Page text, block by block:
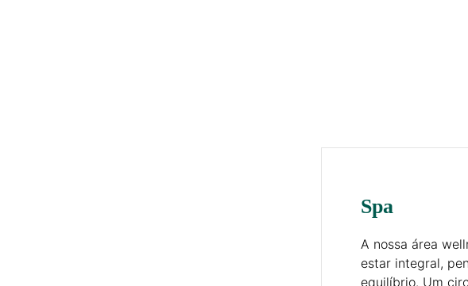
Spa
A nossa área
estar integral,
equilíbrio. Um